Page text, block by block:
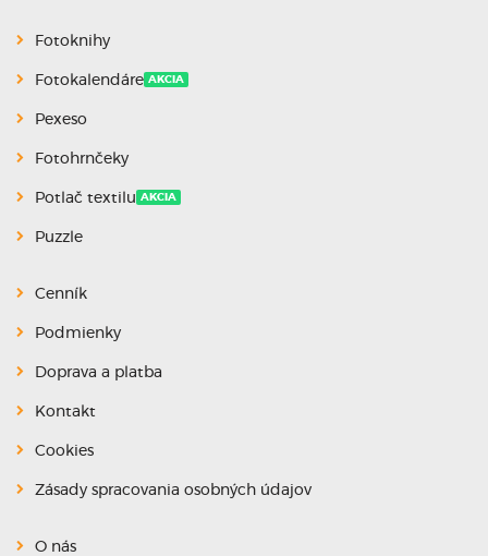
Fotoknihy
Fotokalendáre AKCIA
Pexeso
Fotohrnčeky
Potlač textilu AKCIA
Puzzle
Cenník
Podmienky
Doprava a platba
Kontakt
Cookies
Zásady spracovania osobných údajov
O nás